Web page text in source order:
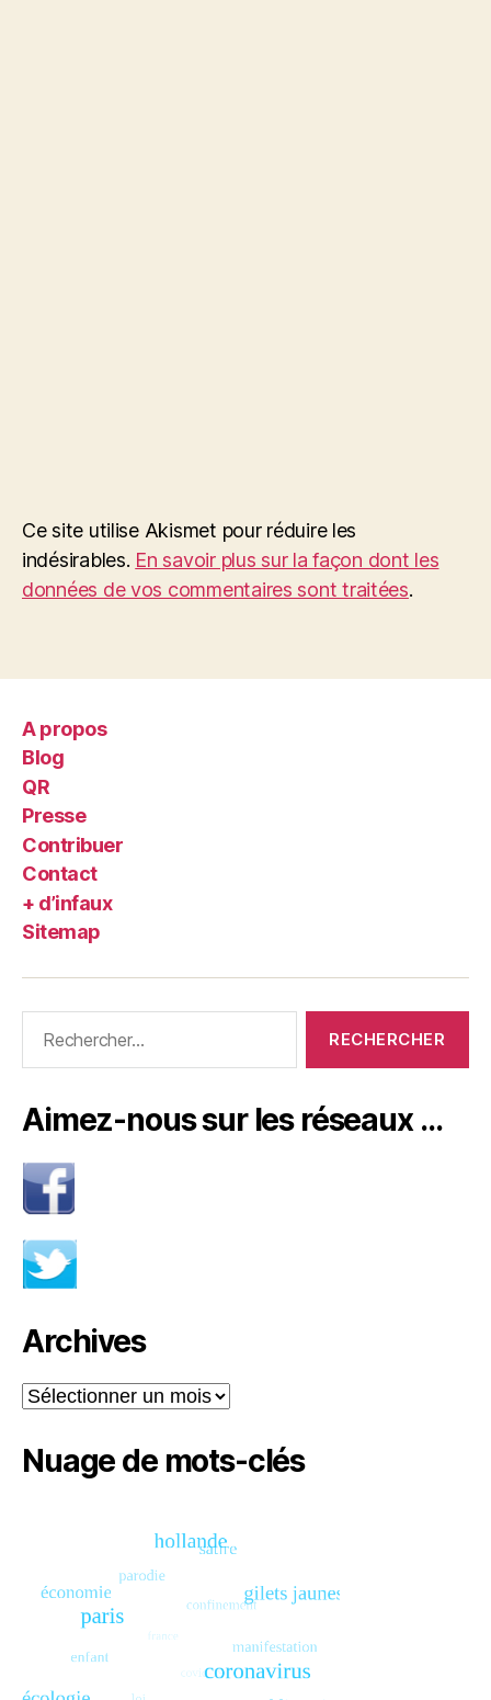
Ce site utilise Akismet pour réduire les
indésirables. En savoir plus sur la façon dont les
données de vos commentaires sont traitées.
A propos
Blog
QR
Presse
Contribuer
Contact
+ d’infaux
Sitemap
Aimez-nous sur les réseaux …
Archives
Archives
Nuage de mots-clés